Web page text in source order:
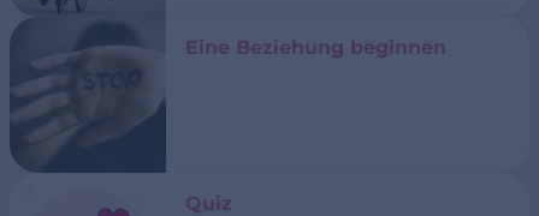
Eine Beziehung beginnen
Quiz